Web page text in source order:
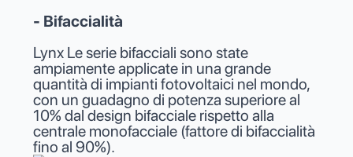
- Bifaccialità
Lynx Le serie bifacciali sono state
ampiamente applicate in una grande
quantità di impianti fotovoltaici nel mondo,
con un guadagno di potenza superiore al
10% dal design bifacciale rispetto alla
centrale monofacciale (fattore di bifaccialità
fino al 90%).